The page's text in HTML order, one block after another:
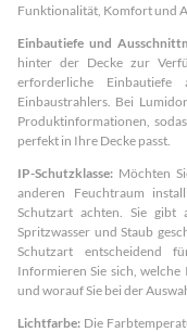
Funktionalität, Komfort und
Einbautiefe und
hinter der Decke zur
erforderliche
Einbaustrahlers. Bei
Produktinformationen,
perfekt in Ihre Decke passt.
IP-Schutzklasse: Möchten
anderen Feuchtraum
Schutzart achten. Sie gibt
Spritzwasser und Staub
Schutzart entscheidend
Informieren Sie sich,
und worauf Sie bei der
Lichtfarbe: Die